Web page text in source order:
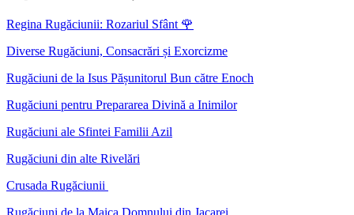
Regina Rugăciunii: Rozariul Sfânt 🌹
Diverse Rugăciuni, Consacrări și Exorcizme
Rugăciuni de la Isus Pășunitorul Bun către Enoch
Rugăciuni pentru Prepararea Divină a Inimilor
Rugăciuni ale Sfintei Familii Azil
Rugăciuni din alte Rivelări
Crusada Rugăciunii
Rugăciuni de la Maica Domnului din Jacarei